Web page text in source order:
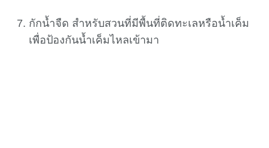
กักน้ำจืด สำหรับสวนที่มีพื้นที่ติดทะเลหรือน้ำเค็ม
เพื่อป้องกันน้ำเค็มไหลเข้ามา